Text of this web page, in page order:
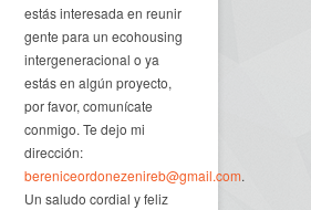
estás interesada en reunir
gente para un ecohousing
intergeneracional o ya
estás en algún proyecto,
por favor, comunícate
conmigo. Te dejo mi
dirección:
bereniceordonezenireb@gmail.com.
Un saludo cordial y feliz